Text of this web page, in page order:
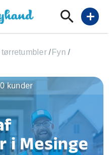
add
/ Fyn /
i Mesinge
kunder